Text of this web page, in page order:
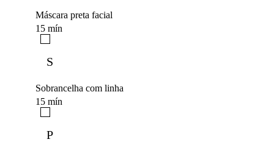
Máscara preta facial
15 mín
S
Sobrancelha com linha
15 mín
P